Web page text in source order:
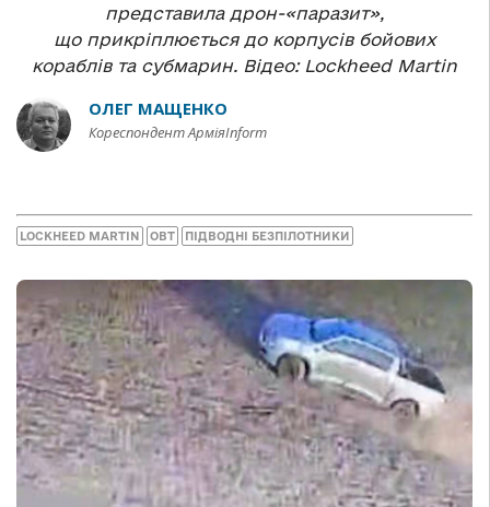
представила дрон-«паразит»,
що прикріплюється до корпусів бойових
кораблів та субмарин. Відео: Lockheed Martin
ОЛЕГ МАЩЕНКО
Кореспондент АрміяInform
LOCKHEED MARTIN ОВТ ПІДВОДНІ БЕЗПІЛОТНИКИ